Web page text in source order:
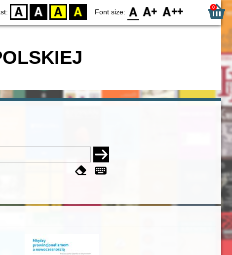
D BW YB BY Font size: F0 F1 F2 0